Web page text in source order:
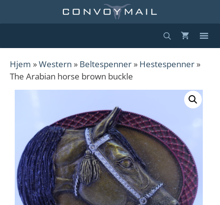
Hjem »Western » Beltespenner » Hestespenner »
The Arabian horse brown buckle